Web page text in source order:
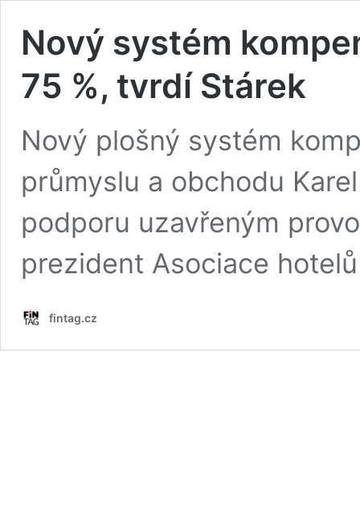
Nový systém
75 %, tvrdí Stárek
Nový plošný systém
průmyslu a obchodu
podporu uzavřeným
prezident Asociace
fintag.cz